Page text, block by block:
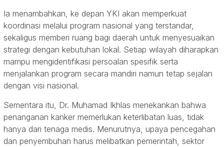
Ia menambahkan, ke depan YKI akan memperkuat
koordinasi melalui program nasional yang terstandar,
sekaligus memberi ruang bagi daerah untuk menyesuaikan
strategi dengan kebutuhan lokal. Setiap wilayah diharapkan
mampu mengidentifikasi persoalan spesifik serta
menjalankan program secara mandiri namun tetap sejalan
dengan visi nasional.
Sementara itu, Dr. Muhamad Ikhlas menekankan bahwa
penanganan kanker memerlukan keterlibatan luas, tidak
hanya dari tenaga medis. Menurutnya, upaya pencegahan
dan penyembuhan harus melibatkan pemerintah, sektor